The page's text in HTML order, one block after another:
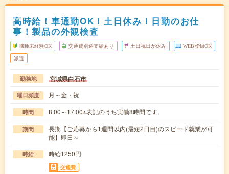
高時給！車通勤OK！土日休み！日勤のお仕
事！製品の外観検査
職種未経験OK 交通費別途支給あり 土日祝日が休み WEB登録OK
派遣
勤務地 宮城県白石市
曜日頻度 月～金・祝
時間 8:00～17:00※表記のうち実働8時間です。
期間
長期【ご応募から1週間以内(最短2日目)のスピード就業が可
能】即日～
時給 時給1250円
交通費